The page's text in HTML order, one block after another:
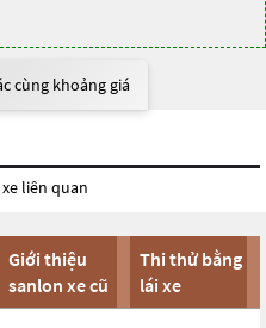
cùng khoảng giá
liên quan
Giới thiệu
sanlon xe cũ
Thi thử bằng
lái xe